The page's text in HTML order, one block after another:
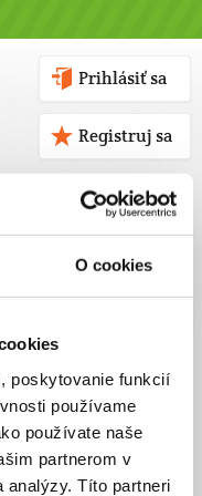
O cookies
poskytovanie funkcií
používame
používate naše
partnerom v
analýzy. Títo partneri
Prihlásiť sa
Registruj sa
kontaktovať